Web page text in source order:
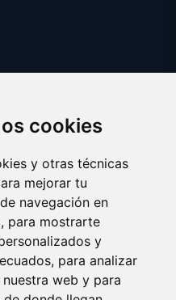
cookies
y otras técnicas
mejorar tu
navegación en
para mostrarte
y
para analizar
web y para
preferences